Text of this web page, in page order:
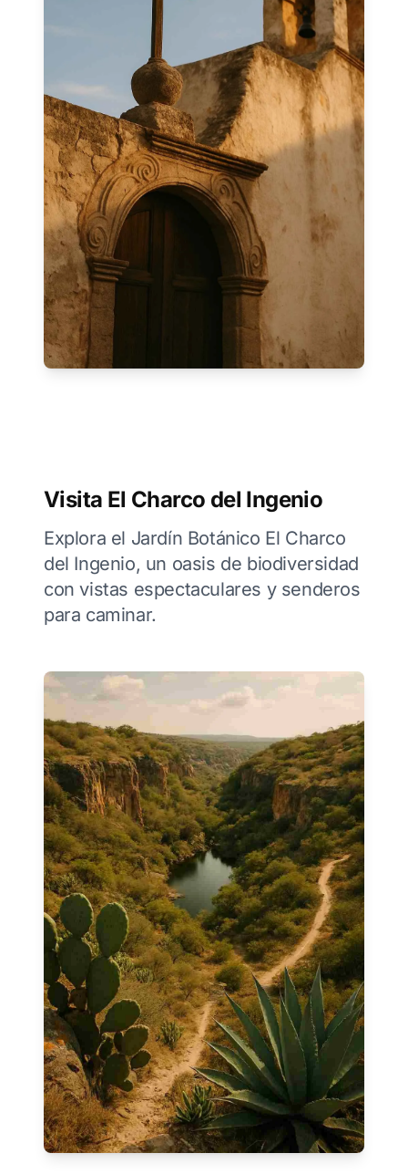
Visita El Charco del Ingenio
Explora el Jardín Botánico El Charco
del Ingenio, un oasis de biodiversidad
con vistas espectaculares y senderos
para caminar.